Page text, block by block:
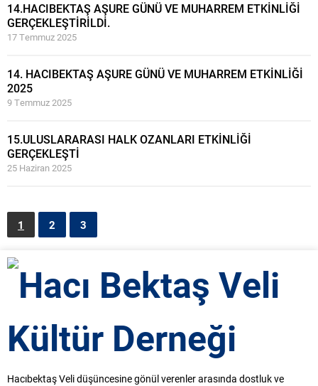
14.HACIBEKTAŞ AŞURE GÜNÜ VE MUHARREM ETKİNLİĞİ
GERÇEKLEŞTİRİLDİ.
17 Temmuz 2025
14. HACIBEKTAŞ AŞURE GÜNÜ VE MUHARREM ETKİNLİĞİ
2025
9 Temmuz 2025
15.ULUSLARARASI HALK OZANLARI ETKİNLİĞİ
GERÇEKLEŞTİ
25 Haziran 2025
1 2 3
Hacıbektaş Veli düşüncesine gönül verenler arasında dostluk ve